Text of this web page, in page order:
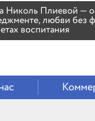
Николь Плиевой —
любви без
воспитания